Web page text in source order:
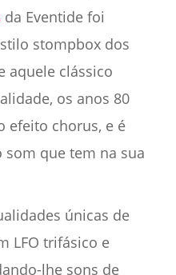
da Eventide foi
stompbox dos
aquele clássico
os anos 80
efeito chorus, e é
que tem na sua
únicas de
LFO trifásico e
lhe sons de